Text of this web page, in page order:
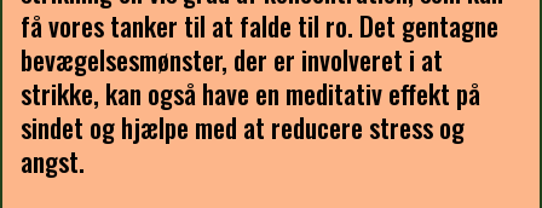
få vores tanker til at falde til ro. Det gentagne
bevægelsesmønster, der er involveret i at
strikke, kan også have en meditativ effekt på
sindet og hjælpe med at reducere stress og
angst.